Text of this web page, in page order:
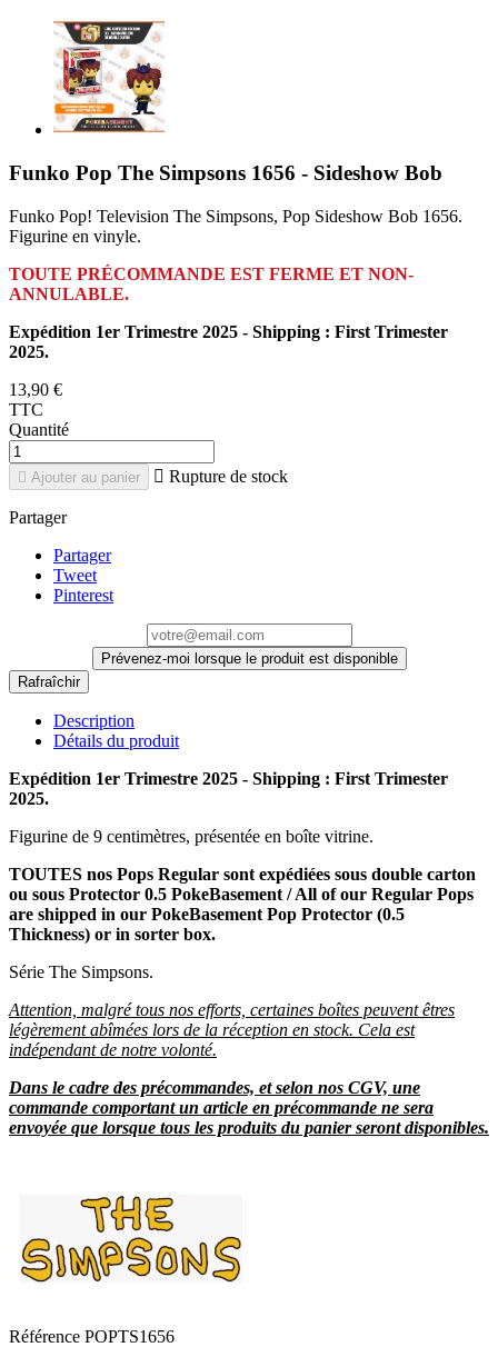
Funko Pop The Simpsons 1656 - Sideshow Bob
Funko Pop! Television The Simpsons, Pop Sideshow Bob 1656.
Figurine en vinyle.
TOUTE PRÉCOMMANDE EST FERME ET NON-
ANNULABLE.
Expédition 1er Trimestre 2025 - Shipping : First Trimester
2025.
13,90 €
TTC
Quantité
 Ajouter au panier  Rupture de stock
Partager
Partager
Tweet
Pinterest
Prévenez-moi lorsque le produit est disponible
Description
Détails du produit
Expédition 1er Trimestre 2025 - Shipping : First Trimester
2025.
Figurine de 9 centimètres, présentée en boîte vitrine.
TOUTES nos Pops Regular sont expédiées sous double carton
ou sous Protector 0.5 PokeBasement / All of our Regular Pops
are shipped in our PokeBasement Pop Protector (0.5
Thickness) or in sorter box.
Série The Simpsons.
Attention, malgré tous nos efforts, certaines boîtes peuvent êtres
légèrement abîmées lors de la réception en stock. Cela est
indépendant de notre volonté.
Dans le cadre des précommandes, et selon nos CGV, une
commande comportant un article en précommande ne sera
envoyée que lorsque tous les produits du panier seront disponibles.
Référence POPTS1656